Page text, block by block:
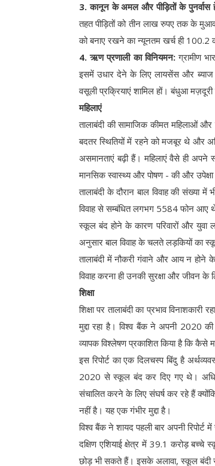
3. कानून के अमल और पीड़ितों के पुनर्वास
तहत पीड़ितों को तीन लाख रुपए तक के
को बनाए रखने का न्यूनतम खर्च ही
4. ऋण प्रणाली का विनियमन:ग्रामीण
इसमें उधार देने के लिए लायसेंस और ब्याज दर
वसूली प्रक्रियाएं शामिल हों। बंधुआ
महिलाएं
तालाबंदी की सामाजिक कीमत महिलाओं
बदतर स्थितियों में रहने को मजबूर थे और
असमानताएं बढ़ी हैं। महिलाएं वैसे ही अपने
मानसिक स्वास्थ्य और पोषण - की और
तालाबंदी के दौरान बाल विवाह की संख्या
विवाह से सम्बंधित लगभग 5584 फोन आए
स्कूल बंद होने के कारण परिवारों और युवा
अनुसार बाल विवाह के चलते लड़कियों का
तालाबंदी में नौकरी गंवाने और आय न
विवाह करना ही उनकी सुरक्षा और जीवन के
शिक्षा
शिक्षा पर तालाबंदी का प्रभाव
मुद्दा रहा है। विश्व बैंक ने अपनी 2020
व्यापक विश्लेषण प्रकाशित किया है कि कैसे
इस रिपोर्ट का एक दिलचस्प बिंदु है
2020 से स्कूल बंद कर दिए गए थे।
संचालित करने के लिए संघर्ष कर रहे हैं
नहीं है। यह एक गंभीर मुद्दा है।
विश्व बैंक ने शायद पहली बार अपनी
दक्षिण एशियाई क्षेत्र में 39.1 करोड़
छोड़ भी सकते हैं। इसके अलावा, स्कूल बंदी